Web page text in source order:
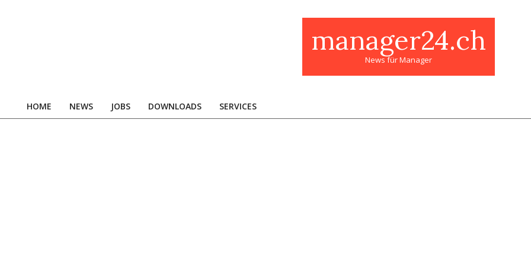
manager24.ch
News für Manager
Primary
HOME NEWS JOBS DOWNLOADS SERVICES